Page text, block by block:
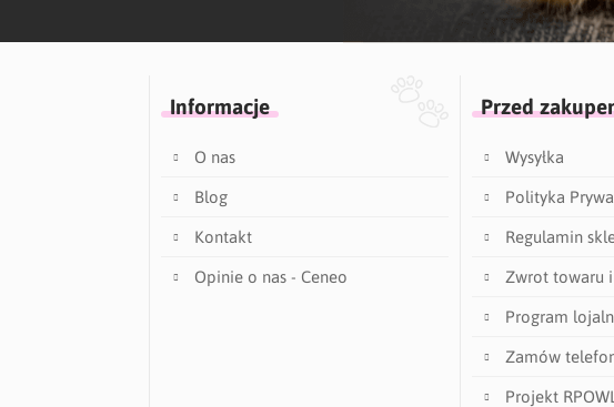
Informacje
O nas
Blog
Kontakt
Opinie o nas - Ceneo
Przed
Wysyłka
Polityka
Regulamin
Zwrot towaru
Program
Zamów
Projekt